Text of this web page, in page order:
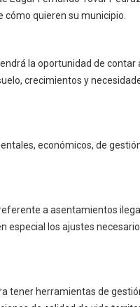
cómo quieren su municipio.
la oportunidad de contar
crecimientos y
económicos, de
a asentamientos
especial los ajustes
tener herramientas de